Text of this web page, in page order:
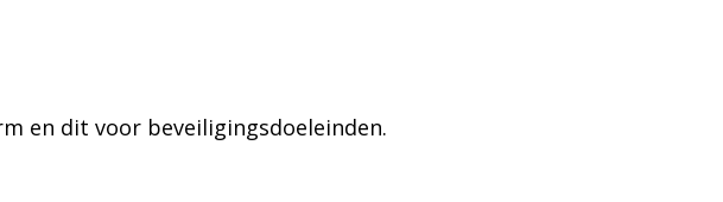
en dit voor beveiligingsdoeleinden.